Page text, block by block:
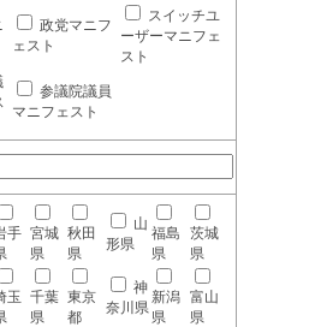
政党マニフ
ェスト
スイッチユ
ーザーマニフェ
スト
参議院議員
マニフェスト
手 宮城
県
秋田
県
山
形県
福島
県
茨城
県
玉 千葉
県
東京
都
神
奈川県
新潟
県
富山
県